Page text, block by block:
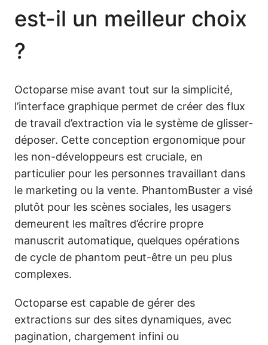
est-il un meilleur choix
?
Octoparse mise avant tout sur la simplicité,
l’interface graphique permet de créer des flux
de travail d’extraction via le système de glisser-
déposer. Cette conception ergonomique pour
les non-développeurs est cruciale, en
particulier pour les personnes travaillant dans
le marketing ou la vente. PhantomBuster a visé
plutôt pour les scènes sociales, les usagers
demeurent les maîtres d’écrire propre
manuscrit automatique, quelques opérations
de cycle de phantom peut-être un peu plus
complexes.
Octoparse est capable de gérer des
extractions sur des sites dynamiques, avec
pagination, chargement infini ou